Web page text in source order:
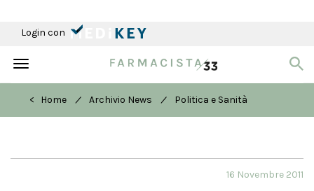
Login con
Toggle
< Home
/ Archivio News / Politica e Sanità
16 Novembre 2011